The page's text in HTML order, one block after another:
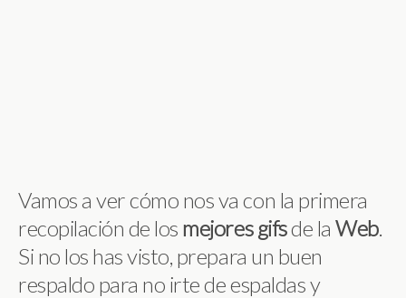
Vamos a ver cómo nos va con la primera
recopilación de los mejores gifsde laWeb.
Si no los has visto, prepara un buen
respaldo para no irte de espaldas y